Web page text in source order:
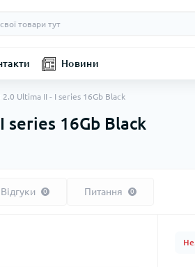
Новини
2.0 Ultima II - I series 16Gb Black
series 16Gb Black
Відгуки 0 Питання 0